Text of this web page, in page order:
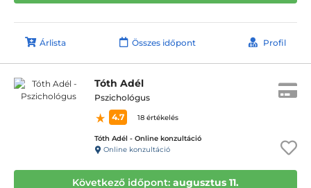
Árlista Összes időpont Profil
Tóth Adél
Pszichológus
4.7
18 értékelés
Tóth Adél - Online konzultáció
Online konzultáció
Következő időpont: augusztus 11.